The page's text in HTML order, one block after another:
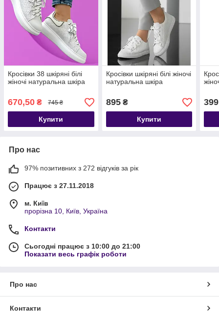
Кросівки 38 шкіряні білі
жіночі натуральна шкіра
670,50 ₴ 745 ₴
Купити
Кросівки шкіряні білі жіночі
натуральна шкіра
895₴
Купити
399
Про нас
97% позитивних з 272 відгуків за рік
Працює з 27.11.2018
м. Київ
прорізна 10, Київ, Україна
Контакти
Сьогодні працює з 10:00 до 21:00
Показати весь графік роботи
Про нас
Контакти